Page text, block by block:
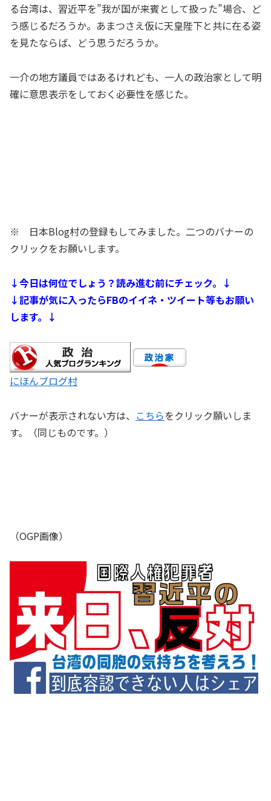
る台湾は、習近平を”我が国が来賓として扱った”場合、ど
う感じるだろうか。あまつさえ仮に天皇陛下と共に在る姿
を見たならば、どう思うだろうか。
一介の地方議員ではあるけれども、一人の政治家として明
確に意思表示をしておく必要性を感じた。
※ 日本Blog村の登録もしてみました。二つのバナーの
クリックをお願いします。
↓今日は何位でしょう？読み進む前にチェック。↓
↓記事が気に入ったらFBのイイネ・ツイート等もお願い
します。↓
にほんブログ村
バナーが表示されない方は、 こちらをクリック願いしま
す。（同じものです。）
（OGP画像）